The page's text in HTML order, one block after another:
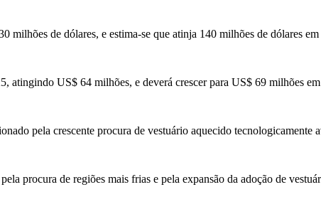
milhões de dólares, e estima-se que atinja 140 milhões de dólares
atingindo US$ 64 milhões, e deverá crescer para US$ 69 milhões
pela crescente procura de vestuário aquecido tecnologicamente
procura de regiões mais frias e pela expansão da adoção de